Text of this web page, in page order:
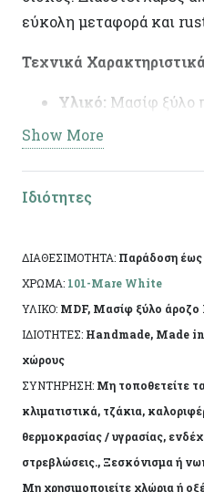
εύκολη μεταφορά και
Τεχνικά
Υλικό: Μασίφ ξύλο
Χρώμα/Φινίρισμα:
Διαστάσεις:
Ειδικά
ιδανικά για
Η πρώτη ύλη επιτρέπει
νερά ή ρόζοι. Το
ελάχιστες αποκλίσεις
χειροποίητης
Korres Craft
Show More
Ιδιότητες
ΔΙΑΘΕΣΙΜΟΤΗΤΑ: Παράδοση έως
ΧΡΩΜΑ: 101-Mare White
ΥΛΙΚΟ: MDF, Μασίφ ξύλο
ΙΔΙΟΤΗΤΕΣ: Handmade, Made in
χώρους
ΣΥΝΤΗΡΗΣΗ: Μη τοποθετείτε
κλιματιστικά, τζάκια,
θερμοκρασίας / υγρασίας,
στρεβλώσεις., Ξεσκόνισμα ή
Μη χρησιμοποιείτε χλώρια ή